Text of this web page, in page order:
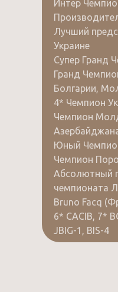
Интер
Лучший
Украине
Супер Гранд
Гранд
Болгарии,
4* Чемпион
Чемпион
Юный
Чемпион
Абсолютный
чемпионата
Bruno Facq
6* CACIB, 7*
JBIG-1, BIS-4